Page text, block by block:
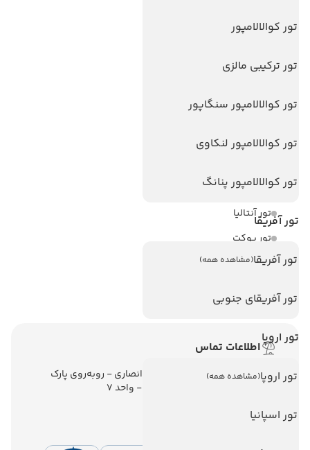
تور کوالالامپور
تور ترکیبی مالزی
تور کوالالامپور سنگاپور
تور کوالالامپور لنکاوی
تور کوالالامپور پنانگ
تور آفریقا
تور آفریقا(مشاهده همه)
تور آفریقای جنوبی
تور اروپا
تور اروپا(مشاهده همه)
تور اسپانیا
هتل های آنتالیا
هتل های تایلند
هتل های اندونزی
تور استانبول
تور آنتالیا
تور پوکت
تور بالی
اطلاعات تماس
تهران - ولیعصر - نبش کوچه انصاری - روبه‌روی پارک
ملت - برج ملت - طبقه ششم - واحد 7